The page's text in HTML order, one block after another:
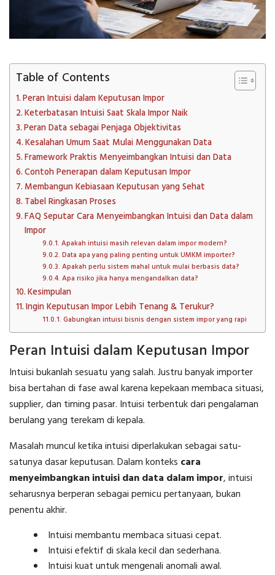
Table of Contents
Peran Intuisi dalam Keputusan Impor
Keterbatasan Intuisi Saat Skala Impor Naik
Peran Data sebagai Penjaga Objektivitas
Kesalahan Umum Saat Mulai Menggunakan Data
Framework Praktis Menyeimbangkan Intuisi dan Data
Contoh Penerapan dalam Keputusan Impor
Membangun Kebiasaan Keputusan yang Sehat
Tabel Ringkasan Proses
FAQ Seputar Cara Menyeimbangkan Intuisi dan Data dalam
Impor
Apakah intuisi masih relevan dalam impor modern?
Data apa yang paling penting untuk UMKM importer?
Apakah perlu sistem mahal untuk mulai berbasis data?
Apa risiko jika hanya mengandalkan data?
Kesimpulan
Ingin Keputusan Impor Lebih Tenang & Terukur?
Gabungkan intuisi bisnis dengan sistem impor yang rapi
Peran Intuisi dalam Keputusan Impor
Intuisi bukanlah sesuatu yang salah. Justru banyak importer
bisa bertahan di fase awal karena kepekaan membaca situasi,
supplier, dan timing pasar. Intuisi terbentuk dari pengalaman
berulang yang terekam di kepala.
Masalah muncul ketika intuisi diperlakukan sebagai satu-
satunya dasar keputusan. Dalam konteks cara
menyeimbangkan intuisi dan data dalam impor, intuisi
seharusnya berperan sebagai pemicu pertanyaan, bukan
penentu akhir.
Intuisi membantu membaca situasi cepat.
Intuisi efektif di skala kecil dan sederhana.
Intuisi kuat untuk mengenali anomali awal.